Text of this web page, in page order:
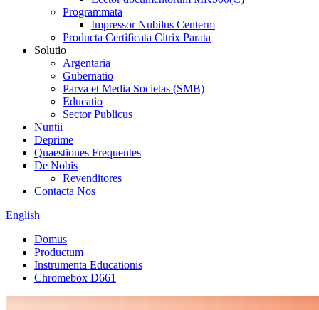
Programmata
Impressor Nubilus Centerm
Producta Certificata Citrix Parata
Solutio
Argentaria
Gubernatio
Parva et Media Societas (SMB)
Educatio
Sector Publicus
Nuntii
Deprime
Quaestiones Frequentes
De Nobis
Revenditores
Contacta Nos
English
Domus
Productum
Instrumenta Educationis
Chromebox D661